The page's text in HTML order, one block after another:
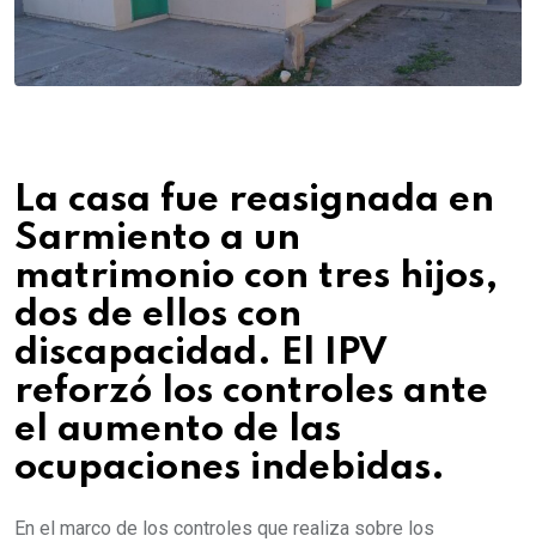
La casa fue reasignada en
Sarmiento a un
matrimonio con tres hijos,
dos de ellos con
discapacidad. El IPV
reforzó los controles ante
el aumento de las
ocupaciones indebidas.
En el marco de los controles que realiza sobre los